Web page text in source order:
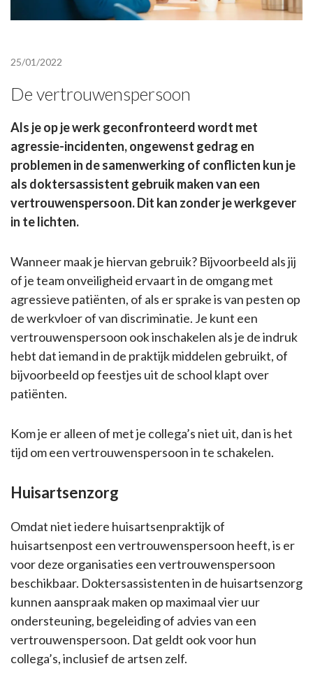
25/01/2022
De vertrouwenspersoon
Als je op je werk geconfronteerd wordt met
agressie-incidenten, ongewenst gedrag en
problemen in de samenwerking of conflicten kun je
als doktersassistent gebruik maken van een
vertrouwenspersoon. Dit kan zonder je werkgever
in te lichten.
Wanneer maak je hiervan gebruik? Bijvoorbeeld als jij
of je team onveiligheid ervaart in de omgang met
agressieve patiënten, of als er sprake is van pesten op
de werkvloer of van discriminatie. Je kunt een
vertrouwenspersoon ook inschakelen als je de indruk
hebt dat iemand in de praktijk middelen gebruikt, of
bijvoorbeeld op feestjes uit de school klapt over
patiënten.
Kom je er alleen of met je collega’s niet uit, dan is het
tijd om een vertrouwenspersoon in te schakelen.
Huisartsenzorg
Omdat niet iedere huisartsenpraktijk of
huisartsenpost een vertrouwenspersoon heeft, is er
voor deze organisaties een vertrouwenspersoon
beschikbaar. Doktersassistenten in de huisartsenzorg
kunnen aanspraak maken op maximaal vier uur
ondersteuning, begeleiding of advies van een
vertrouwenspersoon. Dat geldt ook voor hun
collega’s, inclusief de artsen zelf.